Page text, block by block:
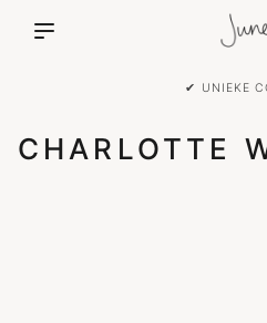
✔ UNIEKE
CHARLOTTE